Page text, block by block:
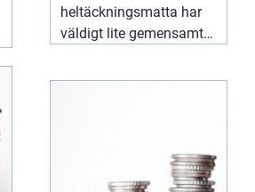
heltäckningsmatta har
väldigt lite gemensamt
varianterna från 70 och
ett enormt spann av
färger, material och